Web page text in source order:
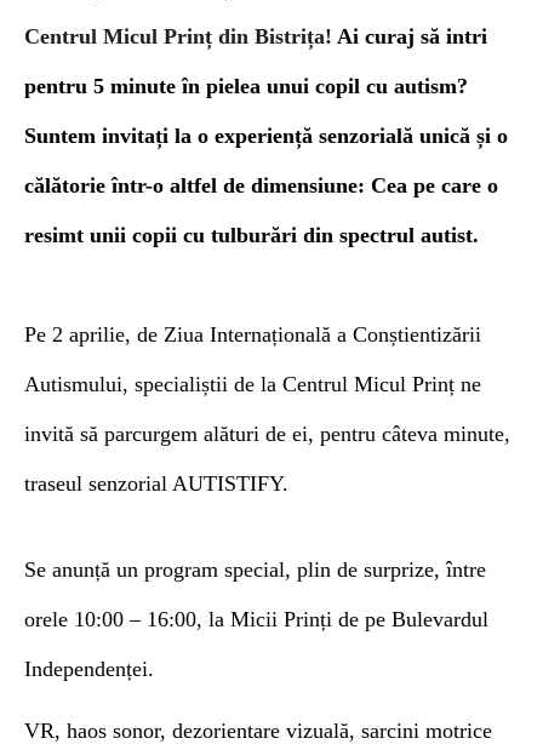
Centrul Micul Prinț din Bistrița! Ai curaj să intri
pentru 5 minute în pielea unui copil cu autism?
Suntem invitați la o experiență senzorială unică și o
călătorie într-o altfel de dimensiune: Cea pe care o
resimt unii copii cu tulburări din spectrul autist.
Pe 2 aprilie, de Ziua Internațională a Conștientizării
Autismului, specialiștii de la Centrul Micul Prinț ne
invită să parcurgem alături de ei, pentru câteva minute,
traseul senzorial AUTISTIFY.
Se anunță un program special, plin de surprize,între
orele 10:00 – 16:00, la Micii Prinți de pe Bulevardul
Independenței.
VR, haos sonor, dezorientare vizuală, sarcini motrice